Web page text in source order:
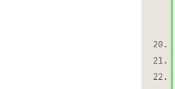
20.
21.
22.